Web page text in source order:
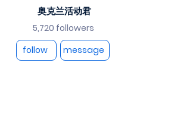
奥克兰活动君
5,720 followers
follow
message